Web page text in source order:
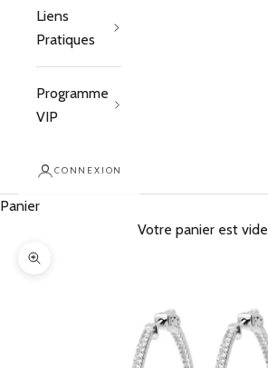
Liens
Pratiques
Programme
VIP
CONNEXION
Panier
Votre panier est vide
Zoomer sur l'image